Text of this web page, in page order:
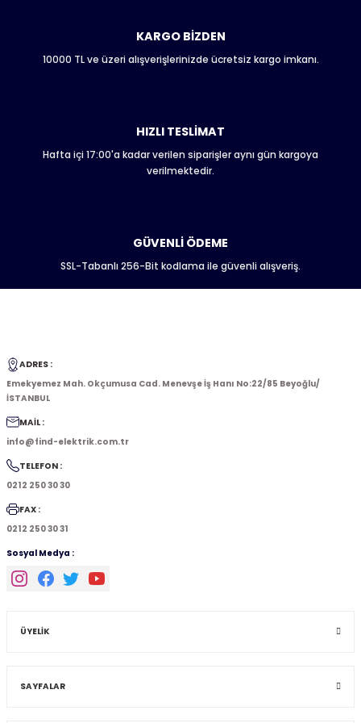
Ürün fiyatı diğer sitelerden daha pahalı.
Bu ürüne benzer farklı alternatifler olmalı.
Gönder
KARGO BİZDEN
10000 TL ve üzeri alışverişlerinizde ücretsiz kargo imkanı.
HIZLI TESLİMAT
Hafta içi 17:00'a kadar verilen siparişler aynı gün kargoya
verilmektedir.
GÜVENLİ ÖDEME
SSL-Tabanlı 256-Bit kodlama ile güvenli alışveriş.
ADRES :
Emekyemez Mah. Okçumusa Cad. Menevşe İş Hanı No:22/85 Beyoğlu/
İSTANBUL
MAİL :
info@find-elektrik.com.tr
TELEFON :
0212 250 30 30
FAX :
0212 250 30 31
Sosyal Medya :
ÜYELİK
SAYFALAR